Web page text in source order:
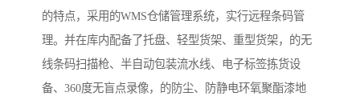
的特点，采用的WMS仓储管理系统，实行远程条码管
理。并在库内配备了托盘、轻型货架、重型货架，的无
线条码扫描枪、半自动包装流水线、电子标签拣货设
备、360度无盲点录像，的防尘、防静电环氧聚酯漆地